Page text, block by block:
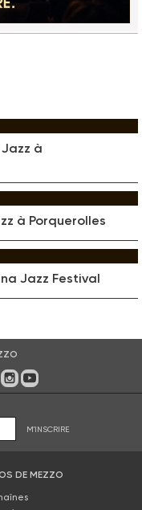
à
à Porquerolles
Jazz Festival
Twitter
Sur Instagram
Sur Youtube
M'INSCRIRE
DE MEZZO